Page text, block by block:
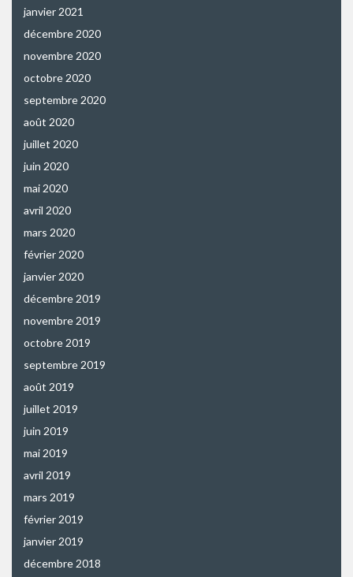
janvier 2021
décembre 2020
novembre 2020
octobre 2020
septembre 2020
août 2020
juillet 2020
juin 2020
mai 2020
avril 2020
mars 2020
février 2020
janvier 2020
décembre 2019
novembre 2019
octobre 2019
septembre 2019
août 2019
juillet 2019
juin 2019
mai 2019
avril 2019
mars 2019
février 2019
janvier 2019
décembre 2018